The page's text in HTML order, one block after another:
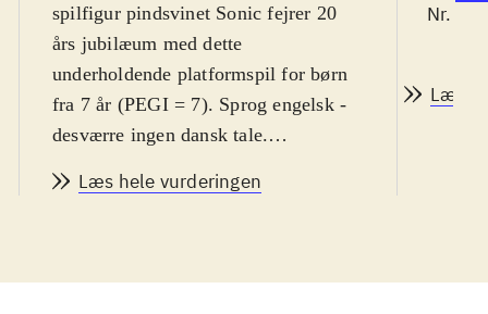
spilfigur pindsvinet Sonic fejrer 20
års jubilæum med dette
underholdende platformspil for børn
fra 7 år (PEGI = 7). Sprog engelsk -
desværre ingen dansk tale.
genren.
de bedste baner fra tidligere Sonic-
Læs hele vurderingen
Nr.
Læs